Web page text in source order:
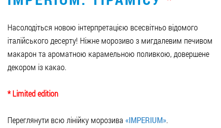
0412 42 29 23
Насолодіться новою інтерпретацією всесвітньо відомого
італійського десерту! Ніжне морозиво з мигдалевим печивом
макарон та ароматною карамельною поливкою, довершене
декором із какао.
* Limited edition
Переглянути всю лінійку морозива «IMPERIUM».